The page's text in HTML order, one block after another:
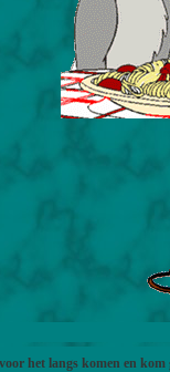
het langs komen en